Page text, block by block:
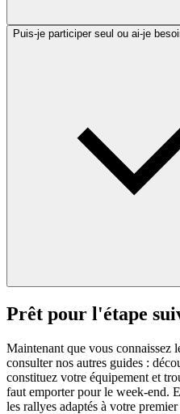
Puis-je participer seul ou ai-je
Prêt pour l'étape
Maintenant que vous connaissez
consulter nos autres guides :
constituez votre équipement et
faut emporter pour le week-end.
les rallyes adaptés à votre premier